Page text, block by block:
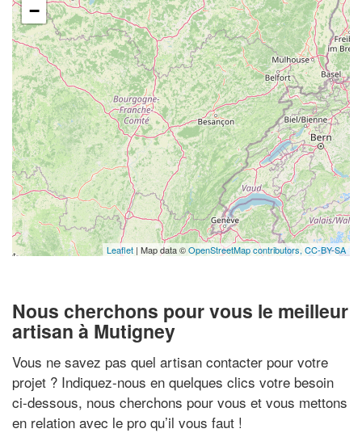
−
Leaflet | Map data ©OpenStreetMap contributors, CC-BY-SA
Nous cherchons pour vous le meilleur
artisan à Mutigney
Vous ne savez pas quel artisan contacter pour votre
projet ? Indiquez-nous en quelques clics votre besoin
ci-dessous, nous cherchons pour vous et vous mettons
en relation avec le pro qu’il vous faut !